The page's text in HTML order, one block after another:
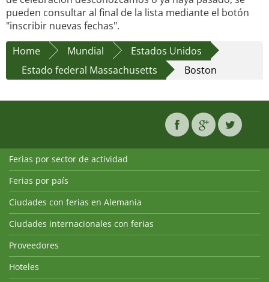
pueden consultar al final de la lista mediante el botón
"inscribir nuevas fechas".
Home
Mundial
Estados Unidos
Estado federal Massachusetts
Boston
Ferias por sector de actividad
Ferias por país
Ciudades con ferias en Alemania
Ciudades internacionales con ferias
Proveedores
Hoteles